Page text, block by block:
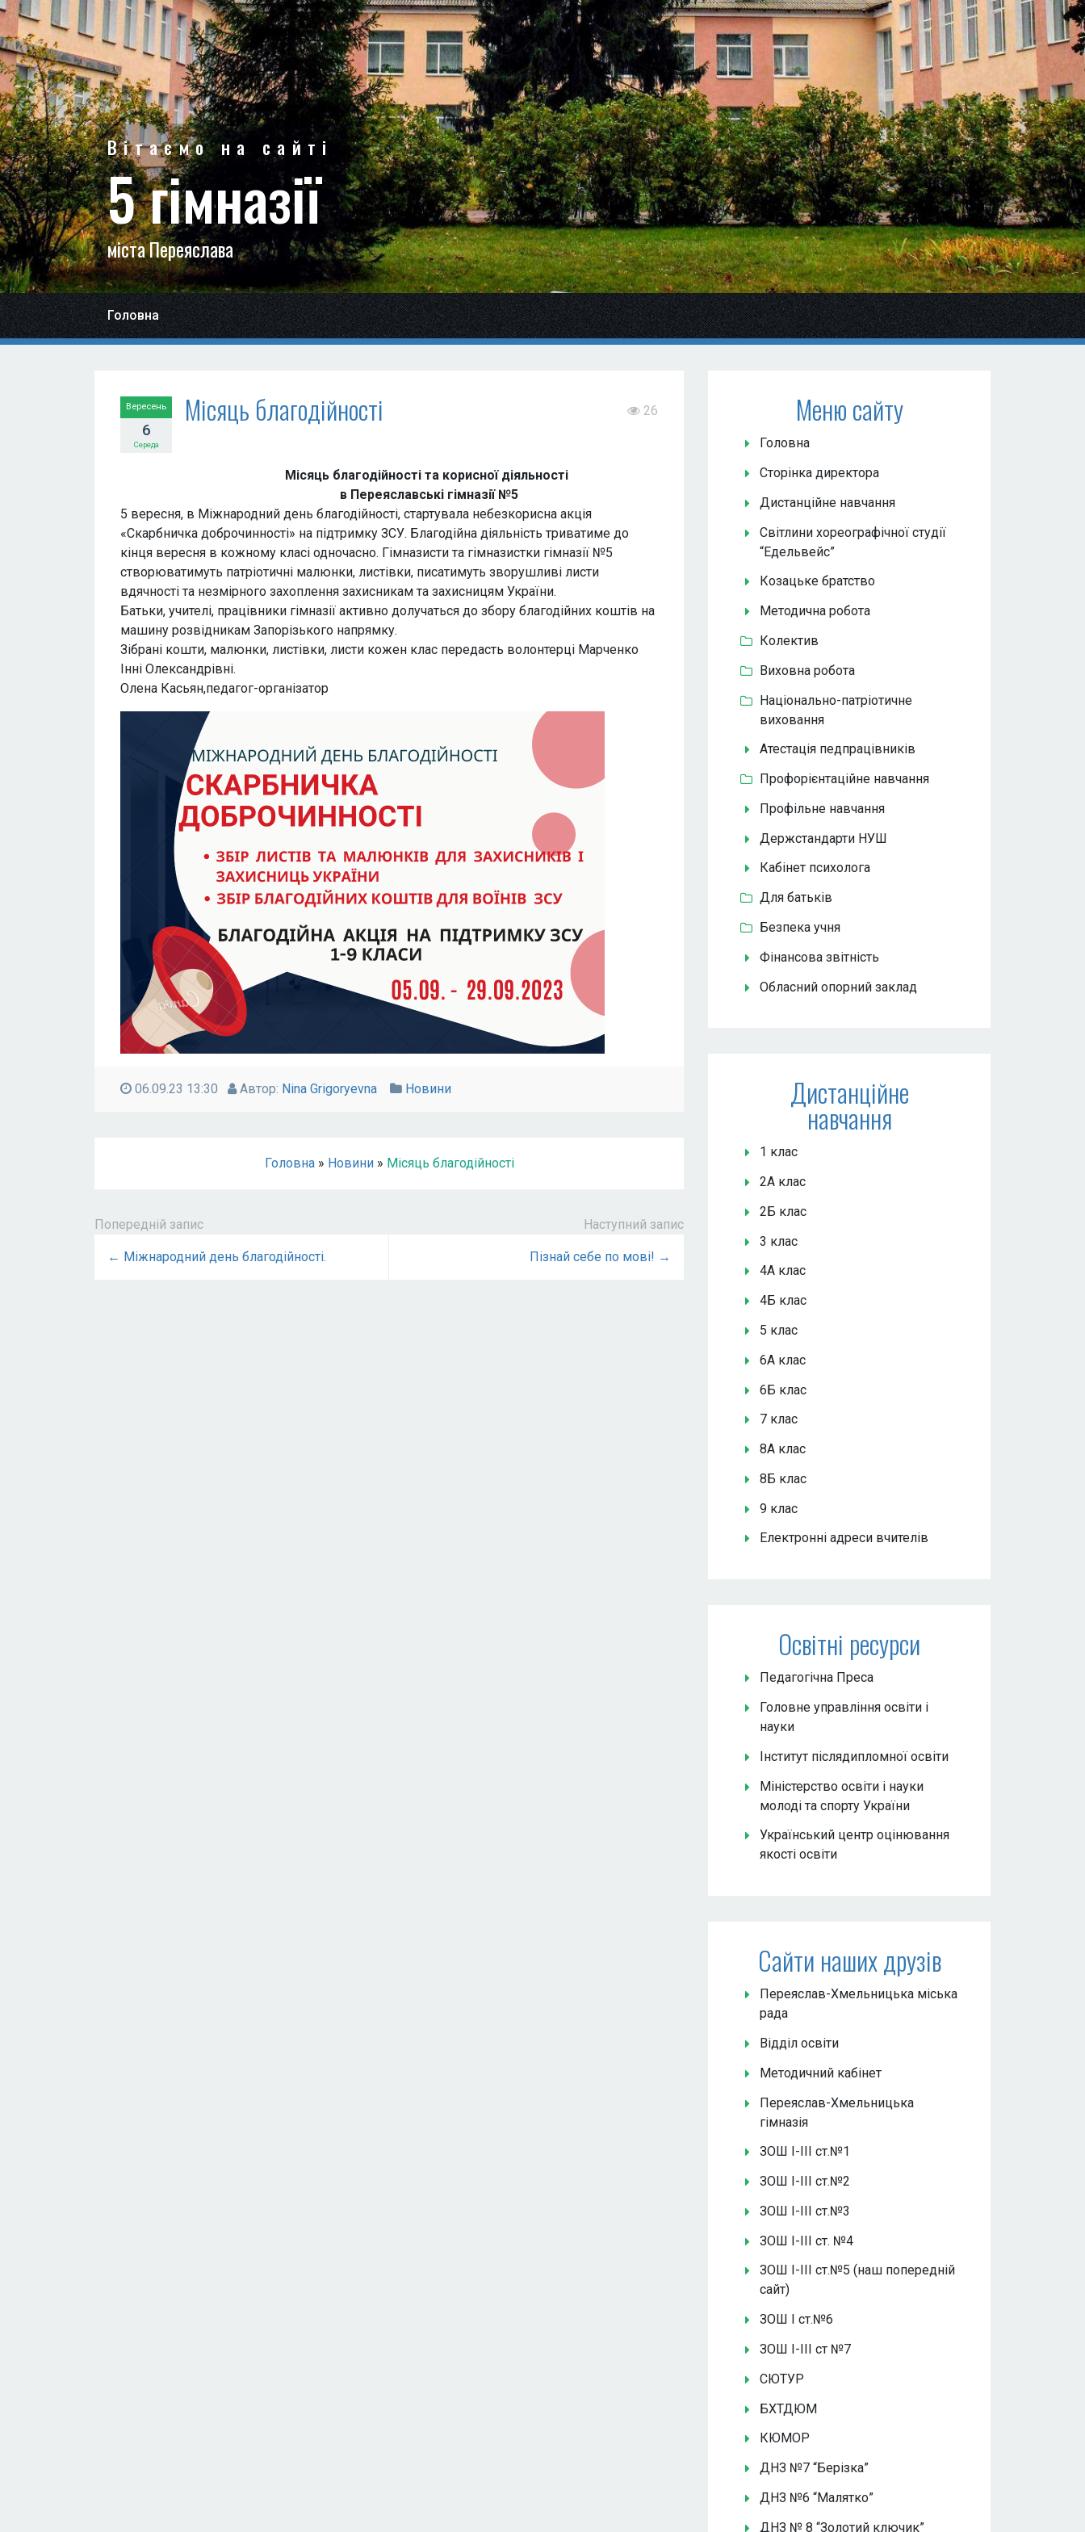
Вітаємо на сайті
5 гімназії
міста Переяслава
Головна
Вересень
6
Середа
Місяць благодійності 26
Місяць благодійності та корисної діяльності
в Переяславські гімназії №5
5 вересня, в Міжнародний день благодійності, стартувала небезкорисна акція
«Скарбничка доброчинності» на підтримку ЗСУ. Благодійна діяльність триватиме до
кінця вересня в кожному класі одночасно. Гімназисти та гімназистки гімназії №5
створюватимуть патріотичні малюнки, листівки, писатимуть зворушливі листи
вдячності та незмірного захоплення захисникам та захисницям України.
Батьки, учителі, працівники гімназії активно долучаться до збору благодійних коштів на
машину розвідникам Запорізького напрямку.
Зібрані кошти, малюнки, листівки, листи кожен клас передасть волонтерці Марченко
Інні Олександрівні.
Олена Касьян,педагог-організатор
06.09.23 13:30 Автор: Nina Grigoryevna Новини
Головна» Новини» Місяць благодійності
Попередній запис Наступний запис
← Міжнародний день благодійності. Пізнай себе по мові! →
Меню сайту
Головна
Сторінка директора
Дистанційне навчання
Світлини хореографічної студії
“Едельвейс”
Козацьке братство
Методична робота
Колектив
Виховна робота
Національно-патріотичне
виховання
Атестація педпрацівників
Профорієнтаційне навчання
Профільне навчання
Держстандарти НУШ
Кабінет психолога
Для батьків
Безпека учня
Фінансова звітність
Обласний опорний заклад
Дистанційне
навчання
1 клас
2А клас
2Б клас
3 клас
4А клас
4Б клас
5 клас
6А клас
6Б клас
7 клас
8А клас
8Б клас
9 клас
Електронні адреси вчителів
Освітні ресурси
Педагогічна Преса
Головне управління освіти і
науки
Інститут післядипломної освіти
Міністерство освіти і науки
молоді та спорту України
Український центр оцінювання
якості освіти
Сайти наших друзів
Переяслав-Хмельницька міська
рада
Відділ освіти
Методичний кабінет
Переяслав-Хмельницька
гімназія
ЗОШ І-ІІІ ст.№1
ЗОШ І-ІІІ ст.№2
ЗОШ І-ІІІ ст.№3
ЗОШ І-ІІІ ст. №4
ЗОШ І-ІІІ ст.№5 (наш попередній
сайт)
ЗОШ І ст.№6
ЗОШ І-ІІІ ст №7
СЮТУР
БХТДЮМ
КЮМОР
ДНЗ №7 “Берізка”
ДНЗ №6 “Малятко”
ДНЗ № 8 “Золотий ключик”